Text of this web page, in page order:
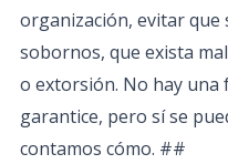
organización, evitar que
sobornos, que exista
o extorsión. No hay
garantice, pero sí se
contamos cómo. ##